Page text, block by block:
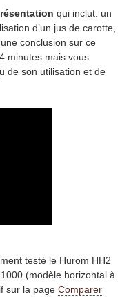
qui inclut: un
d’un jus de carotte,
conclusion sur ce
minutes mais vous
de son utilisation et de
testé le Hurom HH2
(modèle horizontal à
sur la page Comparer